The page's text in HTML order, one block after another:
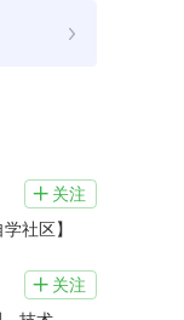
 关注
社区】
 关注